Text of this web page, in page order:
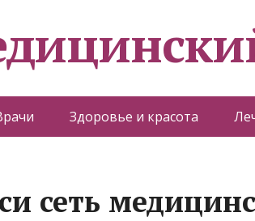
Здоровье и красота
сеть